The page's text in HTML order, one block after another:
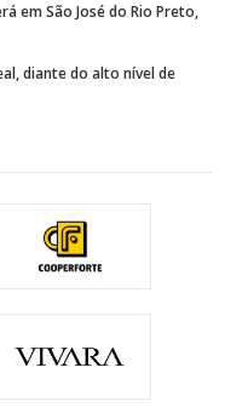
em São José do Rio Preto,
diante do alto nível de